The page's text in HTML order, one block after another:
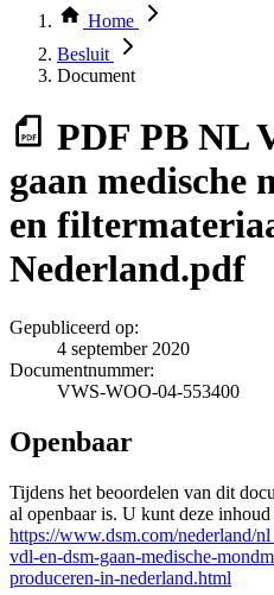
Thema COVID-19
Bekijk per bestuursorgaan
Home
Besluit
Document
PDF PB NL
gaan medische
en
Nederland.pdf
Gepubliceerd op:
4 september 2020
Documentnummer:
VWS-WOO-04-553400
Openbaar
Tijdens het beoordelen van dit
al openbaar is. U kunt deze
https://www.dsm.com/nederland/
vdl-en-dsm-gaan-medische-
produceren-in-nederland.html